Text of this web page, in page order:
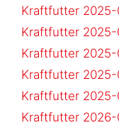
Kraftfutter 2025-
Kraftfutter 2025-
Kraftfutter 2025-
Kraftfutter 2025-
Kraftfutter 2025-
Kraftfutter 2026-